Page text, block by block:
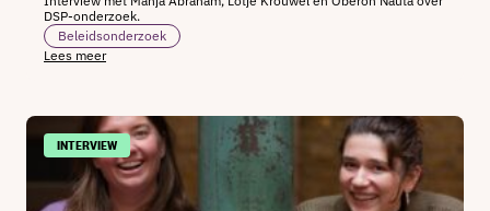
DSP-onderzoek.
Beleidsonderzoek
Lees meer
INTERVIEW